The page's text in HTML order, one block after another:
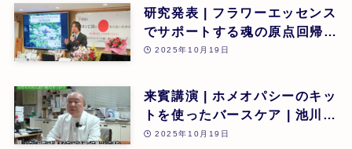
研究発表 | フラワーエッセンス
でサポートする魂の原点回帰 |
東昭史 | 第26回
2025年10月19日
来賓講演 | ホメオパシーのキッ
トを使ったバースケア | 池川
明 | 第26回
2025年10月19日